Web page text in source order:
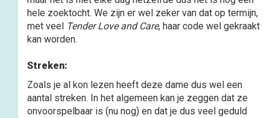
hele zoektocht. We zijn er wel zeker van dat op termijn,
met veel
Tender Love and Care, haar code wel gekraakt
kan worden.
Streken:
Zoals je al kon lezen heeft deze dame dus wel een
aantal streken. In het algemeen kan je zeggen dat ze
onvoorspelbaar is (nu nog) en dat je dus veel geduld